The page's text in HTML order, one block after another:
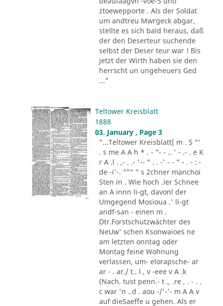
ztoewepporte . Als der Soldat
um andtreu Mwrgeck abgar,
stellte es sich bald heraus, daß
der den Deserteur suchende
selbst der Deser teur war ! Bis
jetzt der Wirth haben sie den
herrscht un ungeheuers Ged
..."
Teltower Kreisblatt
1888
03. January , Page 3
"...Teltower Kreisblatt[ m . S "'
. s me A A h * . - "- - .. ' - .- . e K
r A .l . ,- . .- '-- " . . -' - - " - . - : -
de -i'-. """ " s 2chner manchoi
Sten in . Wie hoch .ier Schnee
an A innn li-gt, davonl der
Umgegend Mosioua .' li-gt
andf-san - einen m .
Dtr.Forstschutzwächter des
NeUw' schen Ksonwaioes ne
am letzten onntag oder
Montag feine Wohnung
verlassen, um- elorapsche- ar
ar - . ar,/ t.. l , v -eee v A .k
(Nach. tust penn.- t ., .re , . - . .
c war 'n ..d . aou -/'-'- m A A v
auf dieSaeffe u gehen. Als er